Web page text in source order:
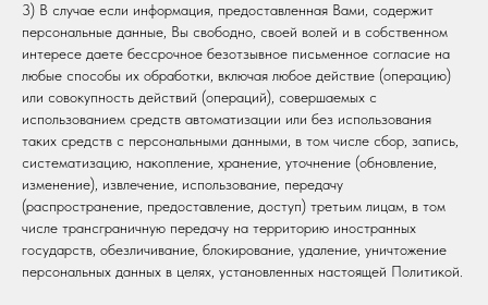
3) В случае если информация, предоставленная Вами, содержит
персональные данные, Вы свободно, своей волей и в собственном
интересе даете бессрочное безотзывное письменное согласие на
любые способы их обработки, включая любое действие (операцию)
или совокупность действий (операций), совершаемых с
использованием средств автоматизации или без использования
таких средств с персональными данными, в том числе сбор, запись,
систематизацию, накопление, хранение, уточнение (обновление,
изменение), извлечение, использование, передачу
(распространение, предоставление, доступ) третьим лицам, в том
числе трансграничную передачу на территорию иностранных
государств, обезличивание, блокирование, удаление, уничтожение
персональных данных в целях, установленных настоящей Политикой.